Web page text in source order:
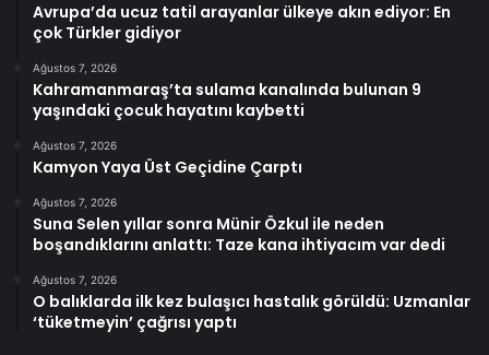
Avrupa’da ucuz tatil arayanlar ülkeye akın ediyor: En
çok Türkler gidiyor
Ağustos 7, 2026
Kahramanmaraş’ta sulama kanalında bulunan 9
yaşındaki çocuk hayatını kaybetti
Ağustos 7, 2026
Kamyon Yaya Üst Geçidine Çarptı
Ağustos 7, 2026
Suna Selen yıllar sonra Münir Özkul ile neden
boşandıklarını anlattı: Taze kana ihtiyacım var dedi
Ağustos 7, 2026
O balıklarda ilk kez bulaşıcı hastalık görüldü: Uzmanlar
‘tüketmeyin’ çağrısı yaptı